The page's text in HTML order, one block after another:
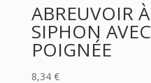
ABREUVOIR À
SIPHON AVEC
POIGNÉE
8,34 €